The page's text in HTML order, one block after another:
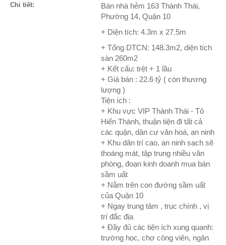
Chi tiết:
Bán nhà hẻm 163 Thành Thái,
Phường 14, Quận 10
+ Diện tích: 4.3m x 27.5m
+ Tổng DTCN: 148.3m2, diện tích
sàn 260m2
+ Kết cấu: trệt + 1 lầu
+ Giá bán : 22.6 tỷ ( còn thương
lượng )
Tiện ích :
+ Khu vực VIP Thành Thái - Tô
Hiến Thành, thuận tiện đi tất cả
các quận, dân cư văn hoá, an ninh
+ Khu dân trí cao, an ninh sạch sẽ
thoáng mát, tập trung nhiều văn
phòng, đoạn kinh doanh mua bán
sầm uất
+ Nằm trên con đường sầm uất
của Quận 10
+ Ngay trung tâm , trục chính , vị
trí đắc địa
+ Đầy đủ các tiện ích xung quanh:
trường học, chợ công viên, ngân